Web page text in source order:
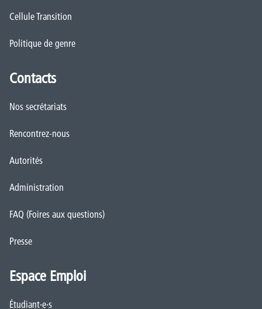
Cellule Transition
Politique de genre
Contacts
Nos secrétariats
Rencontrez-nous
Autorités
Administration
FAQ (Foires aux questions)
Presse
Espace Emploi
Étudiant·e·s